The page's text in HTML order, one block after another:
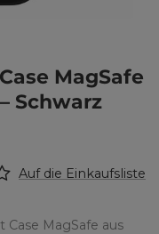
MagSafe
Schwarz
Auf die Einkaufsliste
MagSafe aus